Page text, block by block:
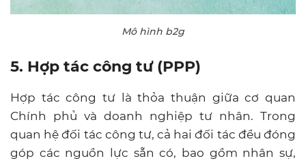
Mô hình b2g
5. Hợp tác công tư (PPP)
Hợp tác công tư là thỏa thuận giữa cơ quan
Chính phủ và doanh nghiệp tư nhân. Trong
quan hệ đối tác công tư, cả hai đối tác đều đóng
góp các nguồn lực sẵn có, bao gồm nhân sự,